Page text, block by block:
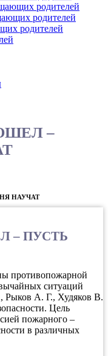
родителей
родителей
родителей
–
НАУЧАТ
– ПУСТЬ
противопожарной
ситуаций
Рыков А. Г., Худяков В.
Цель
пожарного –
в различных